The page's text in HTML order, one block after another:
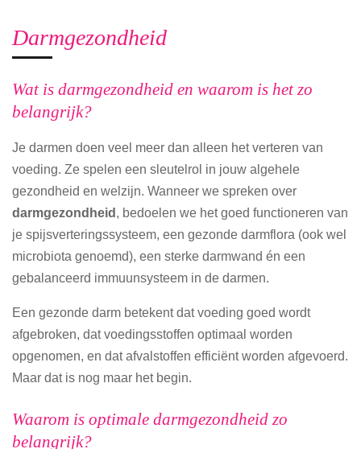
Darmgezondheid
Wat is darmgezondheid en waarom is het zo
belangrijk?
Je darmen doen veel meer dan alleen het verteren van
voeding. Ze spelen een sleutelrol in jouw algehele
gezondheid en welzijn. Wanneer we spreken over
darmgezondheid, bedoelen we het goed functioneren van
je spijsverteringssysteem, een gezonde darmflora (ook wel
microbiota genoemd), een sterke darmwand én een
gebalanceerd immuunsysteem in de darmen.
Een gezonde darm betekent dat voeding goed wordt
afgebroken, dat voedingsstoffen optimaal worden
opgenomen, en dat afvalstoffen efficiënt worden afgevoerd.
Maar dat is nog maar het begin.
Waarom is optimale darmgezondheid zo
belangrijk?